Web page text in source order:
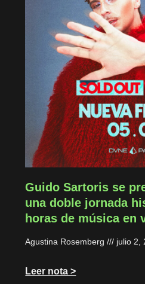
Guido Sartoris se
una doble jornada
horas de música en
Agustina Rosemberg julio 2,
Leer nota >